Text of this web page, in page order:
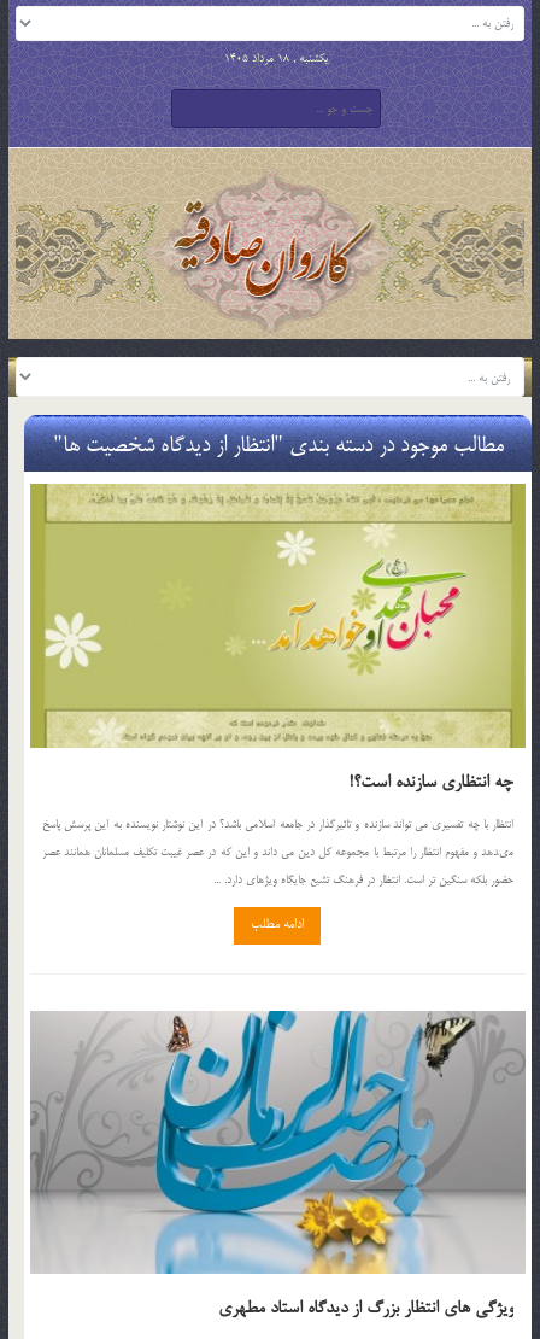
یکشنبه , 18 مرداد 1405
مطالب موجود در دسته بندی "انتظار از دیدگاه شخصیت ها"
چه انتظاری سازنده است؟!
انتظار با چه تفسيرى مى تواند سازنده و تاثيرگذار در جامعه اسلامى باشد؟ در اين نوشتار نويسنده به اين پرسش پاسخ
مى‏دهد و مفهوم انتظار را مرتبط با مجموعه كل دين مى داند و اين كه در عصر غيبت تكليف مسلمانان همانند عصر
حضور بلكه سنگين تر است. انتظار در فرهنگ تشيع جايگاه ويژه‏اى دارد. ...
ادامه مطلب
ویژگی های انتظار بزرگ از دیدگاه استاد مطهری